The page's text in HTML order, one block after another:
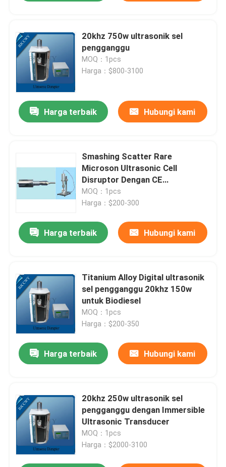
20khz 750w ultrasonik sel
pengganggu
MOQ：1pcs
Harga：$800-3100
Harga terbaik Hubungi kami
Smashing Scatter Rare
Microson Ultrasonic Cell
Disruptor Dengan CE
Dikonfirmasi
MOQ：1pcs
Harga：$200-300
Harga terbaik Hubungi kami
Titanium Alloy Digital ultrasonik
sel pengganggu 20khz 150w
untuk Biodiesel
MOQ：1pcs
Harga：$200-350
Harga terbaik Hubungi kami
20khz 250w ultrasonik sel
pengganggu dengan Immersible
Ultrasonic Transducer
MOQ：1pcs
Harga：$2000-3100